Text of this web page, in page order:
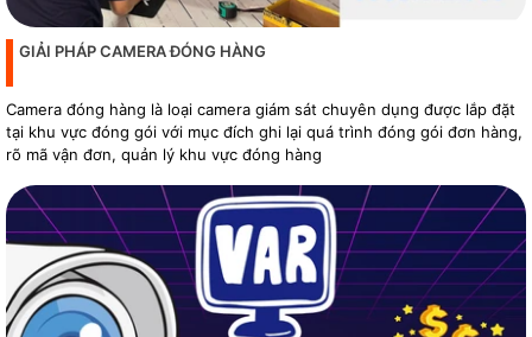
GIẢI PHÁP CAMERA ĐÓNG HÀNG
Camera đóng hàng là loại camera giám sát chuyên dụng được lắp đặt
tại khu vực đóng gói với mục đích ghi lại quá trình đóng gói đơn hàng,
rõ mã vận đơn, quản lý khu vực đóng hàng